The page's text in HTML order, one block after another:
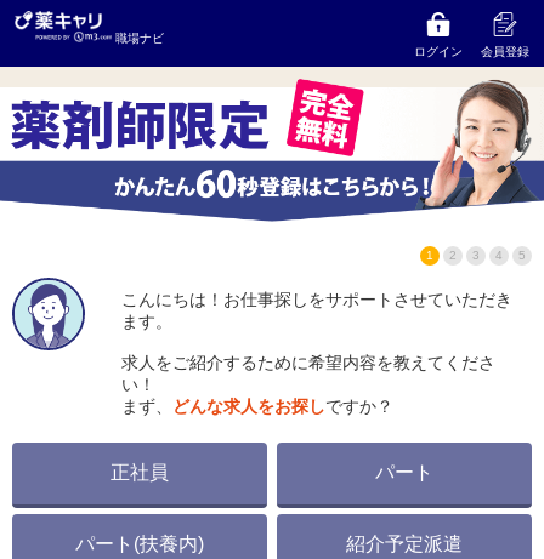
職場ナビ
ログイン
会員登録
株式会社タサキ薬局
の求人をお探しならコンサルタン
トにご相談ください
1 2 3 4 5
こんにちは！お仕事探しをサポートさせていただき
ます。
求人をご紹介するために希望内容を教えてくださ
い！
まず、
どんな求人をお探しですか？
正社員 パート
パート(扶養内) 紹介予定派遣